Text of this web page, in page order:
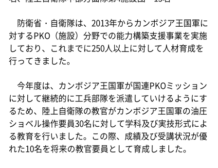
防衛省・自衛隊は、2013年からカンボジア王国軍に
対するPKO（施設）分野での能力構築支援事業を実施
しており、これまでに250人以上に対して人材育成を
行ってきました。
今年度は、カンボジア王国軍が国連PKOミッション
に対して継続的に工兵部隊を派遣していけるようにす
るため、陸上自衛隊の教官がカンボジア王国軍の油圧
ショベル操作要員30名に対して学科及び実技形式によ
る教育を行いました。この際、成績及び受講状況が優
れた10名を将来の教官要員として育成しました。